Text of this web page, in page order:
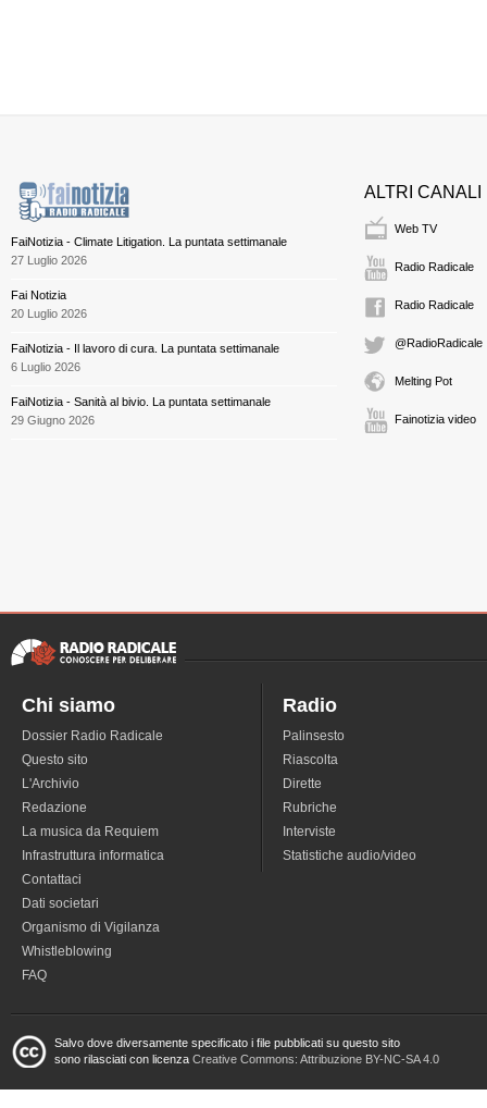
FaiNotizia - Climate Litigation. La puntata settimanale
27 Luglio 2026
Fai Notizia
20 Luglio 2026
FaiNotizia - Il lavoro di cura. La puntata settimanale
6 Luglio 2026
FaiNotizia - Sanità al bivio. La puntata settimanale
29 Giugno 2026
ALTRI CANALI
Web TV
Radio Radicale
Radio Radicale
@RadioRadicale
Melting Pot
Fainotizia video
Chi siamo
Dossier Radio Radicale
Questo sito
L'Archivio
Redazione
La musica da Requiem
Infrastruttura informatica
Contattaci
Dati societari
Organismo di Vigilanza
Whistleblowing
FAQ
Radio
Palinsesto
Riascolta
Dirette
Rubriche
Interviste
Statistiche audio/video
Salvo dove diversamente specificato i file pubblicati su questo sito
sono rilasciati con licenza Creative Commons: Attribuzione BY-NC-SA 4.0